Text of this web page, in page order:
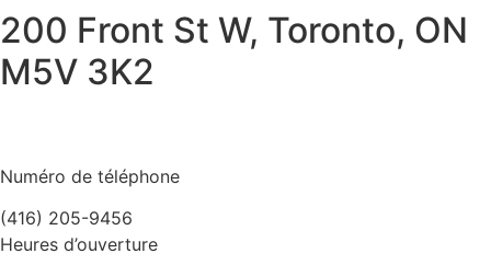
200 Front St W, Toronto, ON
M5V 3K2
Numéro de téléphone
(416) 205-9456
Heures d’ouverture